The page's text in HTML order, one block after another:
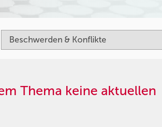
Thema keine aktuellen